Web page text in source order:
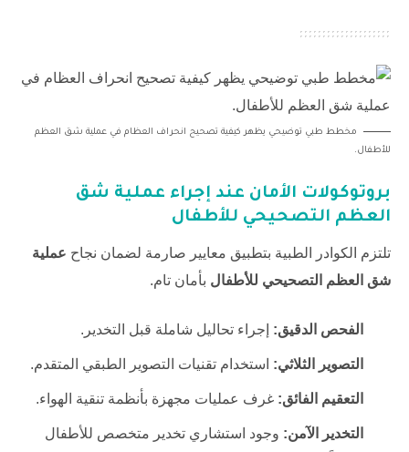
مخطط طبي توضيحي يظهر كيفية تصحيح انحراف العظام في عملية شق العظم
للأطفال.
بروتوكولات الأمان عند إجراء عملية شق
العظم التصحيحي للأطفال
تلتزم الكوادر الطبية بتطبيق معايير صارمة لضمان نجاح عملية
شق العظم التصحيحي للأطفال بأمان تام.
الفحص الدقيق: إجراء تحاليل شاملة قبل التخدير.
التصوير الثلاثي: استخدام تقنيات التصوير الطبقي المتقدم.
التعقيم الفائق: غرف عمليات مجهزة بأنظمة تنقية الهواء.
التخدير الآمن: وجود استشاري تخدير متخصص للأطفال